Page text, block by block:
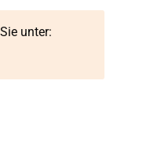
unter: